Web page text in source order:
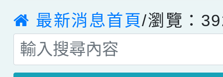
最新消息首頁/瀏覽：